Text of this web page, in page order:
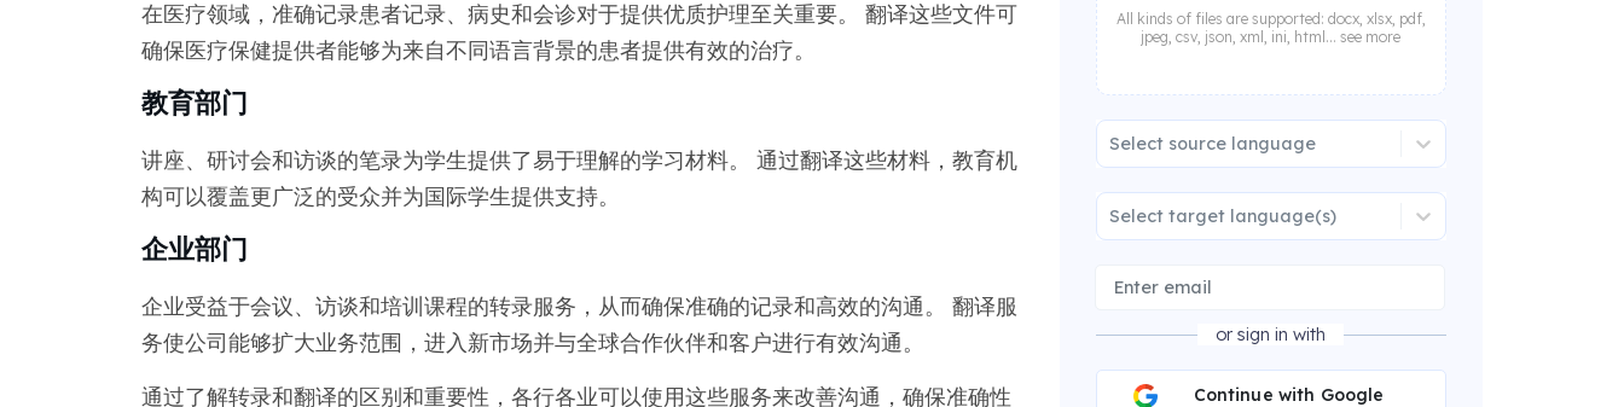
在医疗领域，准确记录患者记录、病史和会诊对于提供优质护理至关重要。 翻译这些文件可
确保医疗保健提供者能够为来自不同语言背景的患者提供有效的治疗。
教育部门
讲座、研讨会和访谈的笔录为学生提供了易于理解的学习材料。 通过翻译这些材料，教育机
构可以覆盖更广泛的受众并为国际学生提供支持。
企业部门
企业受益于会议、访谈和培训课程的转录服务，从而确保准确的记录和高效的沟通。 翻译服
务使公司能够扩大业务范围，进入新市场并与全球合作伙伴和客户进行有效沟通。
通过了解转录和翻译的区别和重要性，各行各业可以使用这些服务来改善沟通，确保准确性
All kinds of files are supported: docx, xlsx, pdf,
jpeg, csv, json, xml, ini, html... see more
Select source language
Select target language(s)
or sign in with
Continue with Google